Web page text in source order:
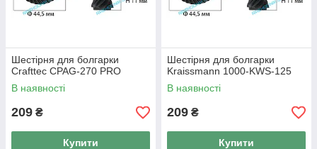
Шестірня для болгарки
Crafttec CPAG-270 PRO
В наявності
209 ₴
Купити
Шестірня для болгарки
Kraissmann 1000-KWS-125
В наявності
209 ₴
Купити